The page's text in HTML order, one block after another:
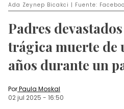
Ada Zeynep Bicakci | Fuente:
Padres
trágica muerte de
años durante un
PorPaula Moskal
02 jul 2025 - 16:50